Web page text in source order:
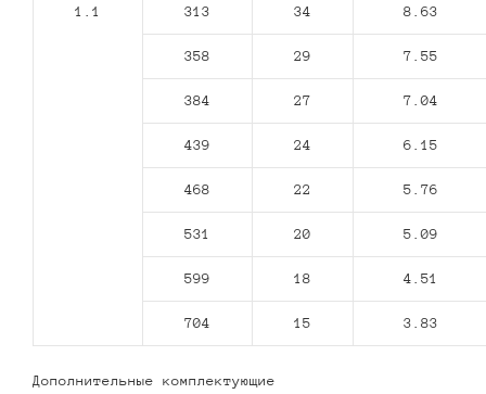
1.1 313 34 8.63
358 29 7.55
384 27 7.04
439 24 6.15
468 22 5.76
531 20 5.09
599 18 4.51
704 15 3.83
Дополнительные комплектующие